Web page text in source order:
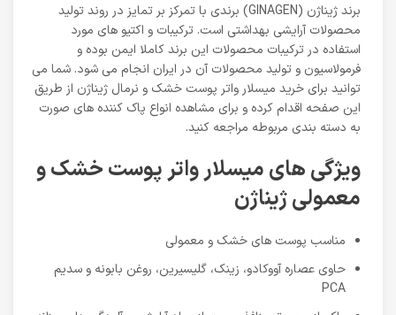
برند ژیناژن (GINAGEN) برندی با تمرکز بر تمایز در روند تولید
محصولات آرایشی بهداشتی است. ترکیبات و اکتیو های مورد
استفاده در ترکیبات محصولات این برند کاملا ایمن بوده و
فرمولاسیون و تولید محصولات آن در ایران انجام می شود. شما می
توانید برای خرید میسلار واتر پوست خشک و نرمال ژیناژن از طریق
این صفحه اقدام کرده و برای مشاهده انواع پاک کننده های صورت
به دسته بندی مربوطه مراجعه کنید.
ویژگی های میسلار واتر پوست خشک و
معمولی ژیناژن
مناسب پوست های خشک و معمولی
حاوی عصاره آووکادو، زینک، گلیسیرین، روغن بابونه و سدیم
PCA